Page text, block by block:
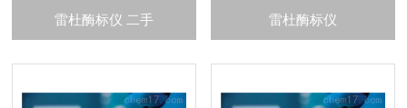
雷杜酶标仪 二手 雷杜酶标仪